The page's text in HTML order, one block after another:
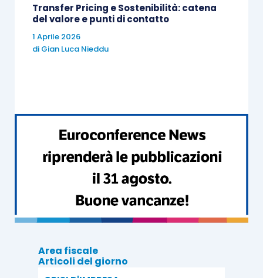
Transfer Pricing e Sostenibilità: catena
del valore e punti di contatto
1 Aprile 2026
di Gian Luca Nieddu
Area fiscale
Articoli del giorno